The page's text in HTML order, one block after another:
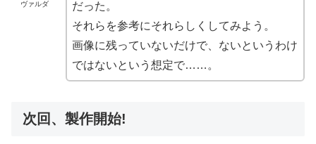
ヴァルダ
だった。
それらを参考にそれらしくしてみよう。
画像に残っていないだけで、ないというわけ
ではないという想定で……。
次回、製作開始!